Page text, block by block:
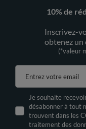
10% de
Inscrivez-
obtenez un
(*valeur
Entrez votre email
Je souhaite
désabonner à tout
trouvent dans les
traitement des